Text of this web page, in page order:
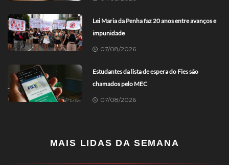
Lei Maria da Penha faz 20 anos entre avanços e
impunidade
07/08/2026
Estudantes da lista de espera do Fies são
chamados pelo MEC
07/08/2026
MAIS LIDAS DA SEMANA